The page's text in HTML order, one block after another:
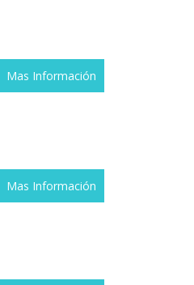
Mas Información
Mas Información